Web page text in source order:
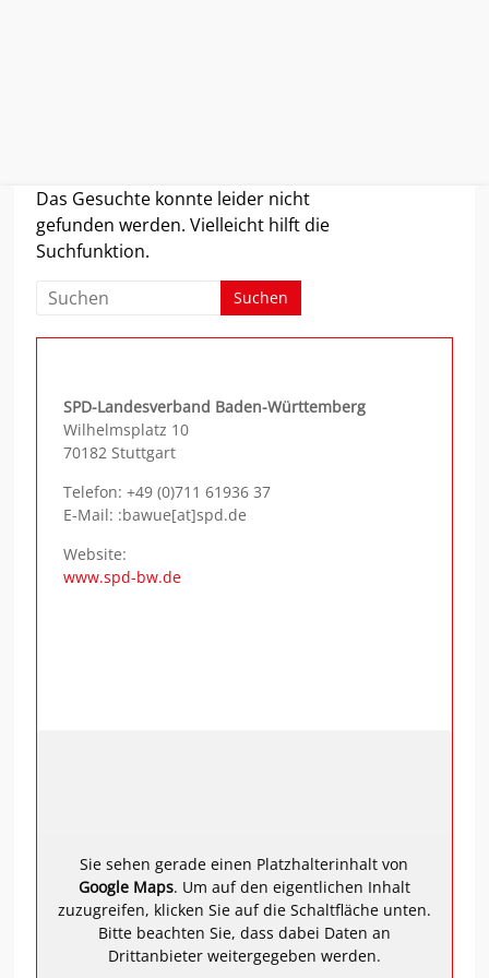
Inhalt
springen
Das Gesuchte konnte leider nicht
gefunden werden. Vielleicht hilft die
Suchfunktion.
SPD-Landesverband Baden-Württemberg
Wilhelmsplatz 10
70182 Stuttgart
Telefon:+49 (0)711 61936 37
E-Mail: :bawue[at]spd.de
Website:
www.spd-bw.de
Sie sehen gerade einen Platzhalterinhalt von
Google Maps. Um auf den eigentlichen Inhalt
zuzugreifen, klicken Sie auf die Schaltfläche unten.
Bitte beachten Sie, dass dabei Daten an
Drittanbieter weitergegeben werden.